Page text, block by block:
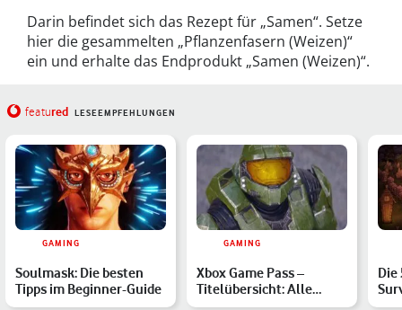
Darin befindet sich das Rezept für „Samen“. Setze
hier die gesammelten „Pflanzenfasern (Weizen)“
ein und erhalte das Endprodukt „Samen (Weizen)“.
featured LESEEMPFEHLUNGEN
GAMING
Soulmask: Die besten
Tipps im Beginner-Guide
GAMING
Xbox Game Pass –
Titelübersicht: Alle
verfügbaren Spiele im
Die